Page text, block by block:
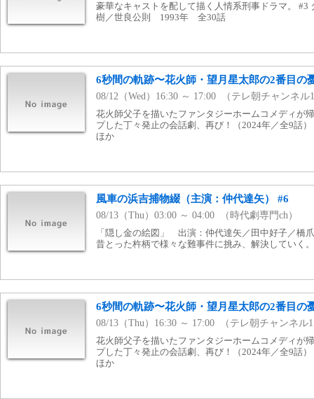
豪華なキャストを配して描く人情系刑事ドラマ。 #3
樹／世良公則 1993年 全30話
6秒間の軌跡〜花火師・望月星太郎の2番目の
08/12（Wed）16:30 ～ 17:00 （テレ朝チャンネル
花火師父子を描いたファンタジーホームコメディが
プした丁々発止の会話劇、再び！（2024年／全9話
ほか
風車の浜吉捕物綴（主演：仲代達矢） #6
08/13（Thu）03:00 ～ 04:00 （時代劇専門ch）
「隠し金の絵図」 出演：仲代達矢／田中好子／
昔とった杵柄で様々な難事件に挑み、解決していく
6秒間の軌跡〜花火師・望月星太郎の2番目の
08/13（Thu）16:30 ～ 17:00 （テレ朝チャンネル
花火師父子を描いたファンタジーホームコメディが
プした丁々発止の会話劇、再び！（2024年／全9話
ほか